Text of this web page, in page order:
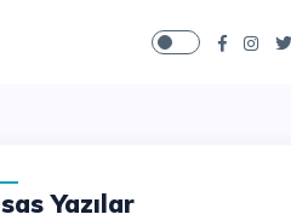
Əsas Yazılar